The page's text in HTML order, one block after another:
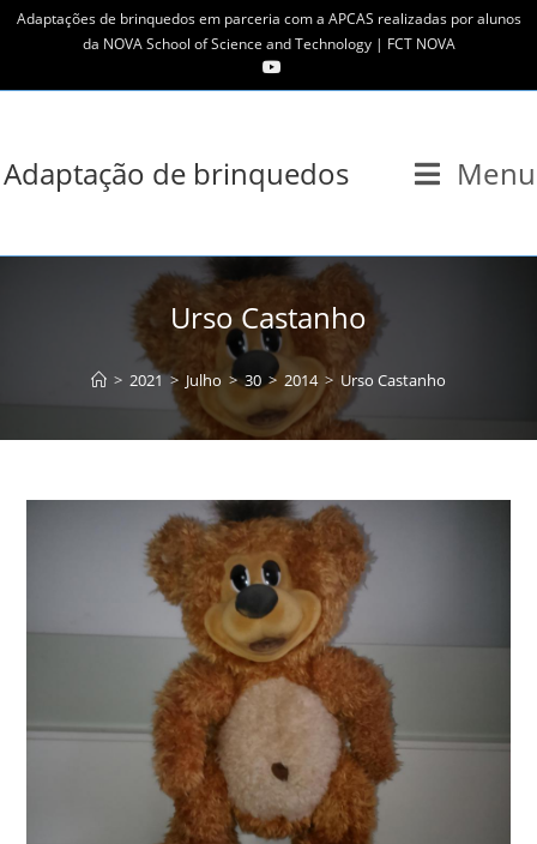
SkipAdaptações de brinquedos em parceria com a APCAS realizadas por alunos
da NOVA School of Science and Technology | FCT NOVA
Adaptação de brinquedos Menu
Urso Castanho
> 2021 > Julho > 30 > 2014 > Urso Castanho